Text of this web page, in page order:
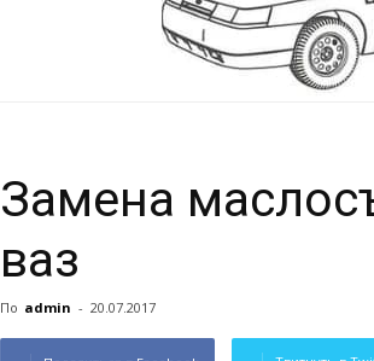
Замена
ваз
По admin - 20.07.2017